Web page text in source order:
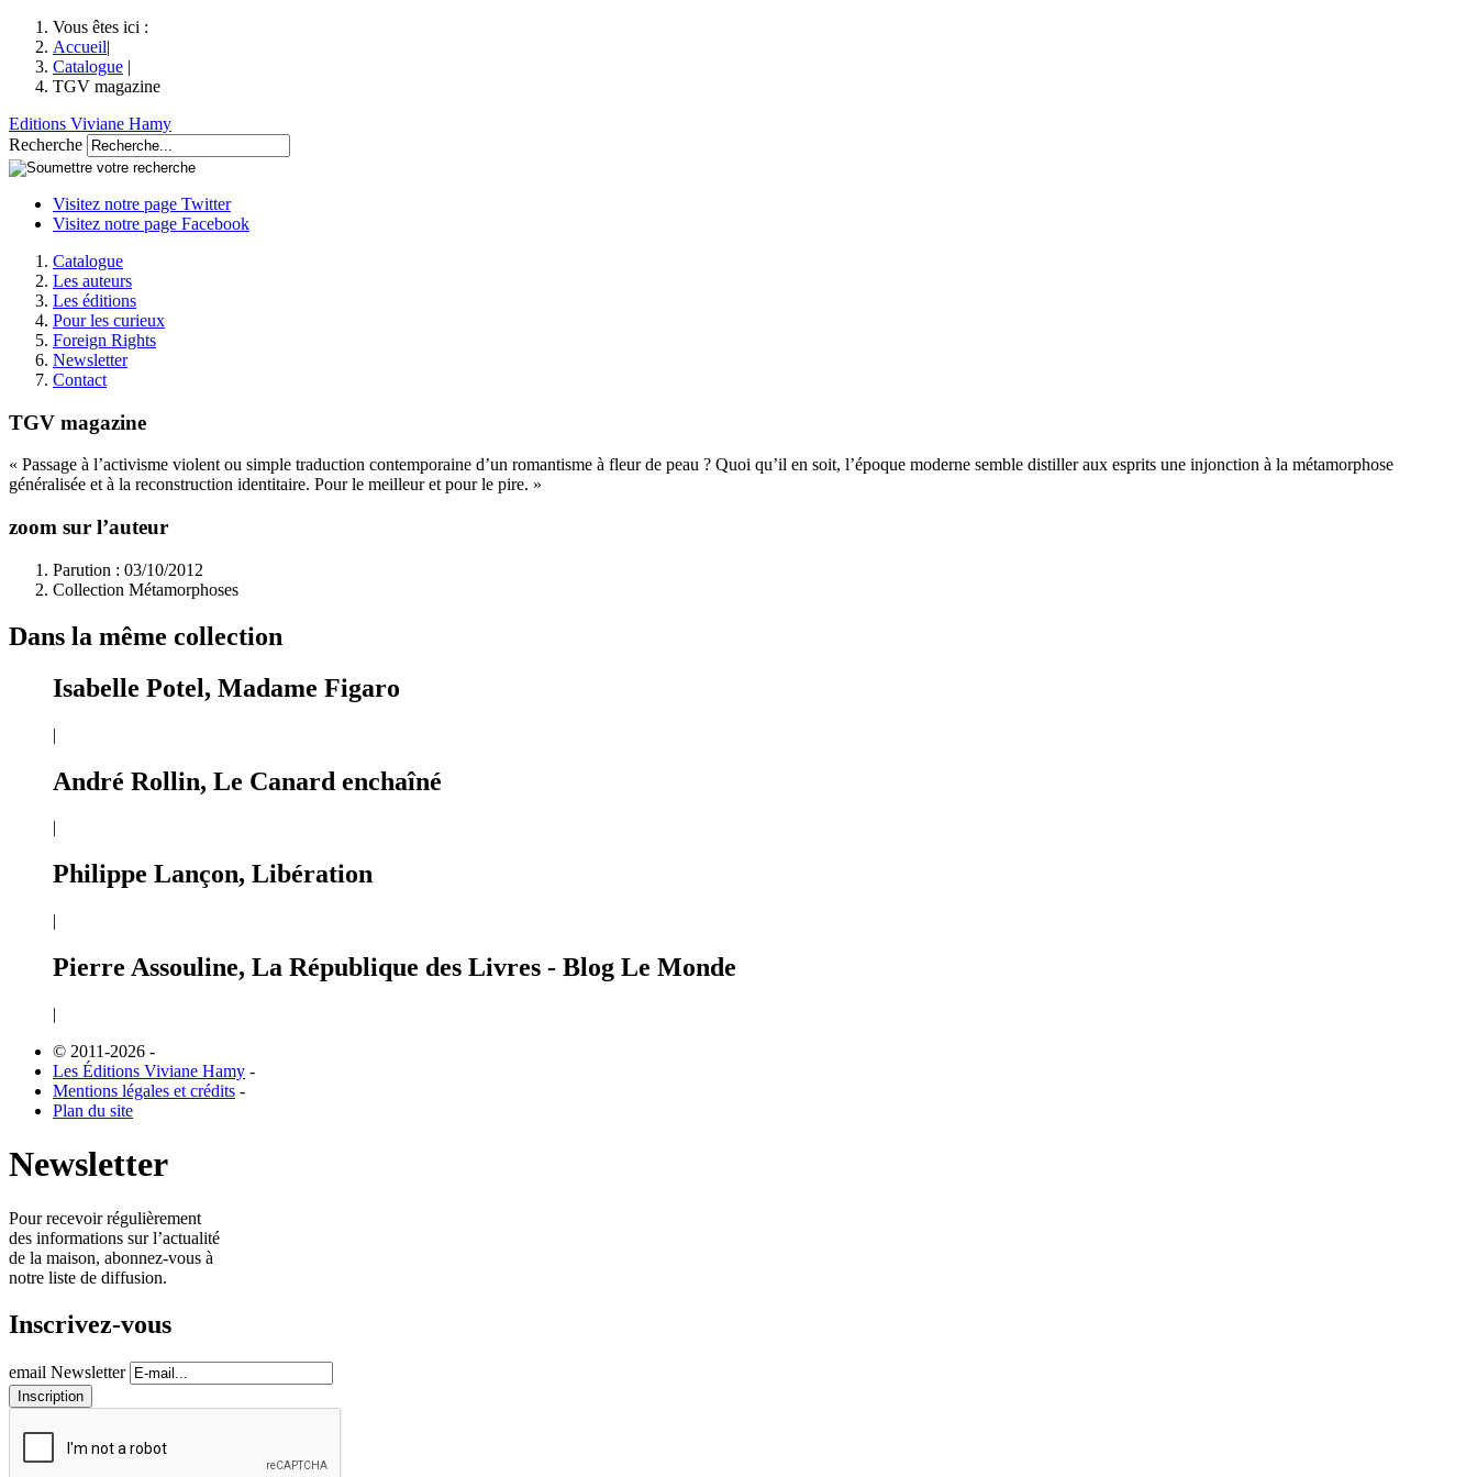
Vous êtes ici :
Accueil|
Catalogue |
TGV magazine
Editions Viviane Hamy
Recherche
Visitez notre page Twitter
Visitez notre page Facebook
Catalogue
Les auteurs
Les éditions
Pour les curieux
Foreign Rights
Newsletter
Contact
TGV magazine
« Passage à l’activisme violent ou simple traduction contemporaine d’un romantisme à fleur de peau ? Quoi qu’il en soit, l’époque moderne semble distiller aux esprits une injonction à la métamorphose
généralisée et à la reconstruction identitaire. Pour le meilleur et pour le pire. »
zoom sur l’auteur
Parution : 03/10/2012
Collection Métamorphoses
Dans la même collection
Isabelle Potel, Madame Figaro
|
André Rollin, Le Canard enchaîné
|
Philippe Lançon, Libération
|
Pierre Assouline, La République des Livres - Blog Le Monde
|
© 2011-2026 -
Les Éditions Viviane Hamy -
Mentions légales et crédits -
Plan du site
Newsletter
Pour recevoir régulièrement
des informations sur l’actualité
de la maison, abonnez-vous à
notre liste de diffusion.
Inscrivez-vous
email Newsletter